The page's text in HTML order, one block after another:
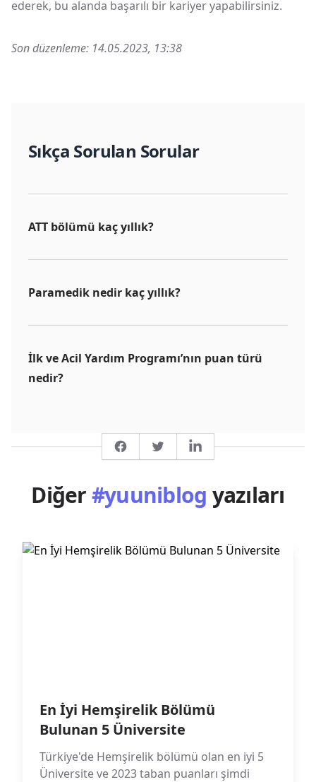
ederek, bu alanda başarılı bir kariyer yapabilirsiniz.
Son düzenleme: 14.05.2023, 13:38
Sıkça Sorulan Sorular
ATT bölümü kaç yıllık?
Paramedik nedir kaç yıllık?
İlk ve Acil Yardım Programı’nın puan türü
nedir?
FacebookTwitter LinkedIn
Diğer#yuuniblog yazıları
En İyi Hemşirelik Bölümü
Bulunan 5 Üniversite
Türkiye'de Hemşirelik bölümü olan en iyi 5
Üniversite ve 2023 taban puanları şimdi